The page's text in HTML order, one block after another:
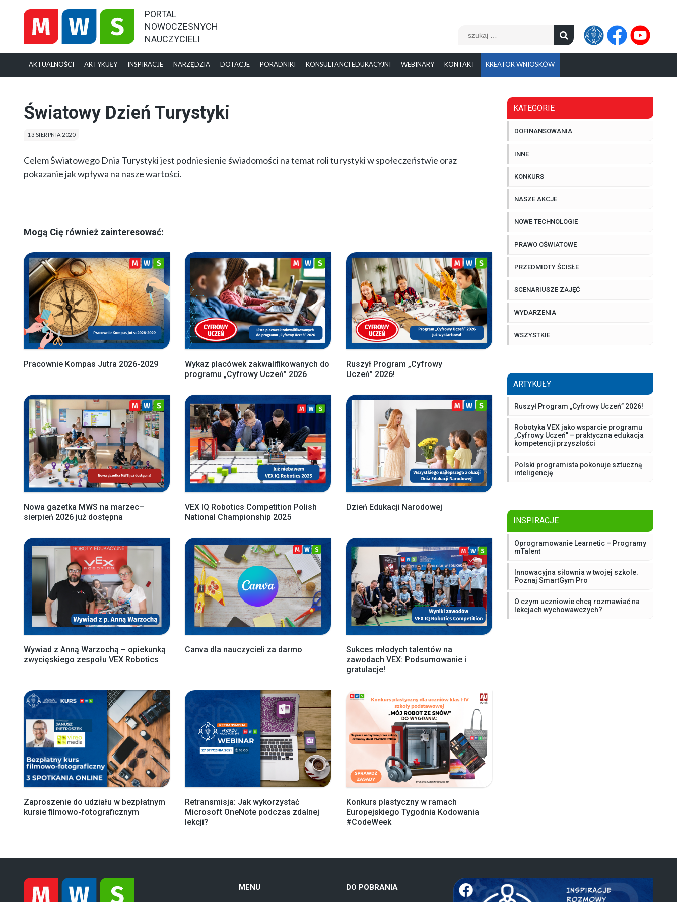
PORTAL
NOWOCZESNYCH
NAUCZYCIELI
AKTUALNOŚCI ARTYKUŁY INSPIRACJE NARZĘDZIA DOTACJE PORADNIKI KONSULTANCI EDUKACYJNI WEBINARY KONTAKT KREATOR WNIOSKÓW
Szukaj:
Światowy Dzień Turystyki
13 SIERPNIA 2020
Celem Światowego Dnia Turystyki jest podniesienie świadomości na temat roli turystyki w społeczeństwie oraz
pokazanie jak wpływa na nasze wartości.
Mogą Cię również zainteresować:
Pracownie Kompas Jutra 2026-2029
Wykaz placówek zakwalifikowanych do
programu „Cyfrowy Uczeń” 2026
Ruszył Program „Cyfrowy
Uczeń” 2026!
Nowa gazetka MWS na marzec–
sierpień 2026 już dostępna
VEX IQ Robotics Competition Polish
National Championship 2025
Dzień Edukacji Narodowej
Wywiad z Anną Warzochą – opiekunką
zwycięskiego zespołu VEX Robotics
Canva dla nauczycieli za darmo
Sukces młodych talentów na
zawodach VEX: Podsumowanie i
gratulacje!
Zaproszenie do udziału w bezpłatnym
kursie filmowo-fotograficznym
Retransmisja: Jak wykorzystać
Microsoft OneNote podczas zdalnej
lekcji?
Konkurs plastyczny w ramach
Europejskiego Tygodnia Kodowania
#CodeWeek
KATEGORIE
DOFINANSOWANIA
INNE
KONKURS
NASZE AKCJE
NOWE TECHNOLOGIE
PRAWO OŚWIATOWE
PRZEDMIOTY ŚCISŁE
SCENARIUSZE ZAJĘĆ
WYDARZENIA
WSZYSTKIE
ARTYKUŁY
Ruszył Program „Cyfrowy Uczeń” 2026!
Robotyka VEX jako wsparcie programu
„Cyfrowy Uczeń” – praktyczna edukacja
kompetencji przyszłości
Polski programista pokonuje sztuczną
inteligencję
INSPIRACJE
Oprogramowanie Learnetic – Programy
mTalent
Innowacyjna siłownia w twojej szkole.
Poznaj SmartGym Pro
O czym uczniowie chcą rozmawiać na
lekcjach wychowawczych?
MENU DO POBRANIA